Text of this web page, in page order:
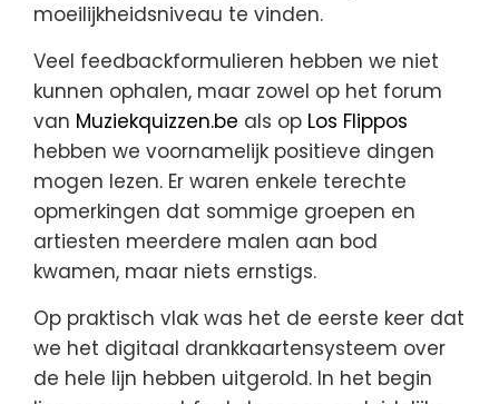
moeilijkheidsniveau te vinden.
Veel feedbackformulieren hebben we niet
kunnen ophalen, maar zowel op het forum
van Muziekquizzen.be als op Los Flippos
hebben we voornamelijk positieve dingen
mogen lezen. Er waren enkele terechte
opmerkingen dat sommige groepen en
artiesten meerdere malen aan bod
kwamen, maar niets ernstigs.
Op praktisch vlak was het de eerste keer dat
we het digitaal drankkaartensysteem over
de hele lijn hebben uitgerold. In het begin